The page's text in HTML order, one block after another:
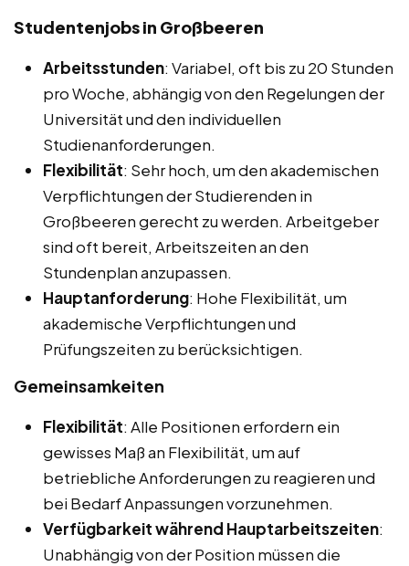
Studentenjobs in Großbeeren
Arbeitsstunden: Variabel, oft bis zu 20 Stunden
pro Woche, abhängig von den Regelungen der
Universität und den individuellen
Studienanforderungen.
Flexibilität: Sehr hoch, um den akademischen
Verpflichtungen der Studierenden in
Großbeeren gerecht zu werden. Arbeitgeber
sind oft bereit, Arbeitszeiten an den
Stundenplan anzupassen.
Hauptanforderung: Hohe Flexibilität, um
akademische Verpflichtungen und
Prüfungszeiten zu berücksichtigen.
Gemeinsamkeiten
Flexibilität: Alle Positionen erfordern ein
gewisses Maß an Flexibilität, um auf
betriebliche Anforderungen zu reagieren und
bei Bedarf Anpassungen vorzunehmen.
Verfügbarkeit während Hauptarbeitszeiten:
Unabhängig von der Position müssen die